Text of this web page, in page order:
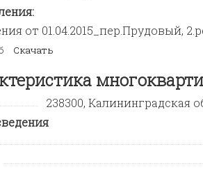
от 01.04.2015_пер.Прудовый,
Скачать
238300, Калининградская